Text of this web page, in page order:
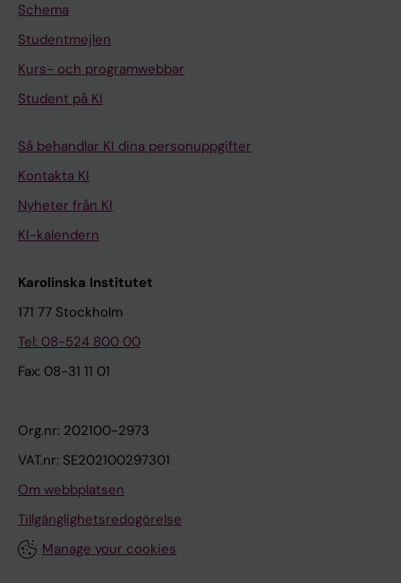
Schema
Studentmejlen
Kurs- och programwebbar
Student på KI
Så behandlar KI dina personuppgifter
Kontakta KI
Nyheter från KI
KI-kalendern
Karolinska Institutet
171 77 Stockholm
Tel: 08-524 800 00
Fax: 08-31 11 01
Org.nr: 202100-2973
VAT.nr: SE202100297301
Om webbplatsen
Tillgänglighetsredogörelse
Manage your cookies